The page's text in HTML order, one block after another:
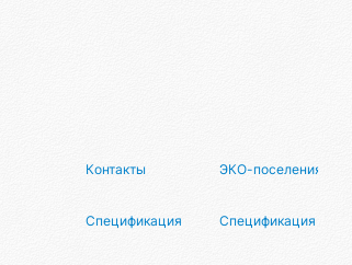
Контакты ЭКО-поселения
Спецификация Спецификация